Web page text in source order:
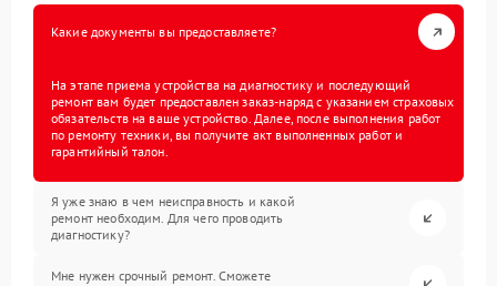
Какие документы вы предоставляете?
На этапе приема устройства на диагностику и последующий
ремонт вам будет предоставлен заказ-наряд с указанием страховых
обязательств на ваше устройство. Далее, после выполнения работ
по ремонту техники, вы получите акт выполненных работ и
гарантийный талон.
Я уже знаю в чем неисправность и какой
ремонт необходим. Для чего проводить
диагностику?
Мне нужен срочный ремонт. Сможете